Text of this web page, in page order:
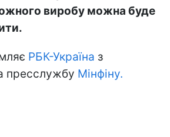
виробу можна буде
РБК-Україна з
пресслужбу Мінфіну.